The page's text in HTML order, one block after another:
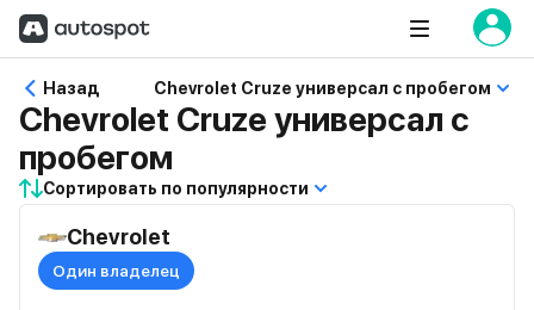
Назад Chevrolet Cruze универсал с пробегом
Chevrolet Cruze универсал с
пробегом
Сортировать по популярности
Chevrolet
Один владелец